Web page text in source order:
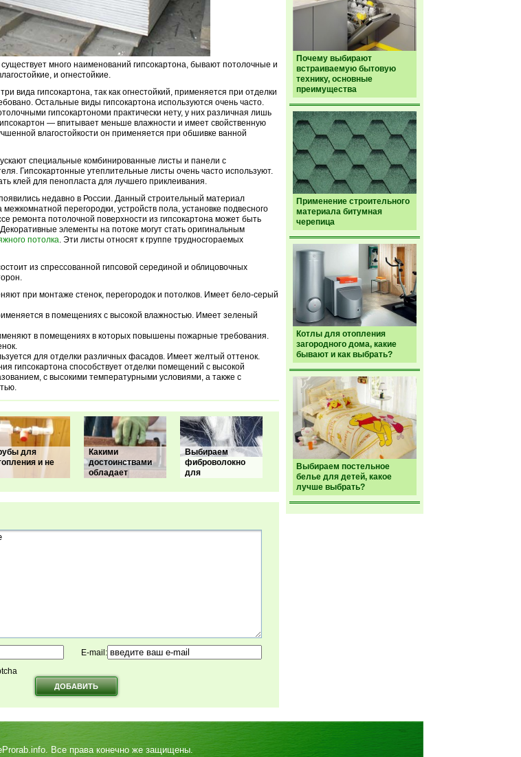
Почему выбирают
встраиваемую бытовую
технику, основные
преимущества
Применение строительного
материала битумная
черепица
Котлы для отопления
загородного дома, какие
бывают и как выбрать?
Выбираем постельное
белье для детей, какое
лучше выбрать?
много наименований гипсокартона, бывают потолочные и
и огнестойкие.
вида гипсокартона, так как огнестойкий, применяется при отделки
Остальные виды гипсокартона используются очень часто.
гипсокартономи практически нету, у них различная лишь
— впитывает меньше влажности и имеет свойственную
влагостойкости он применяется при обшивке ванной
специальные комбинированные листы и панели с
Гипсокартонные утеплительные листы очень часто используют.
клей для пенопласта для лучшего приклеивания.
недавно в России. Данный строительный материал
перегородки, устройств пола, установке подвесного
ремонта потолочной поверхности из гипсокартона может быть
элементы на потоке могут стать оригинальным
потолка. Эти листы относят к группе трудносгораемых
из спрессованной гипсовой серединой и облицовочных
при монтаже стенок, перегородок и потолков. Имеет бело-серый
в помещениях с высокой влажностью. Имеет зеленый
в помещениях в которых повышены пожарные требования.
для отделки различных фасадов. Имеет желтый оттенок.
гипсокартона способствует отделки помещений с высокой
с высокими температурными условиями, а также с
для
и не
Какими
достоинствами
обладает
Выбираем
фиброволокно
для
E-mail:
. Все права конечно же защищены.